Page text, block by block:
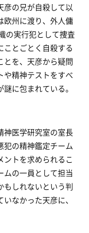
の兄が自殺して以
欧州に渡り、外人傭
の実行犯として捜査
とごとく自殺する
とを、天彦から疑問
や精神テストをすべ
に包まれている。
神医学研究室の室長
犯の精神鑑定チーム
トを求められるこ
ムの一員として担当
もしれないという判
なかった天彦に、